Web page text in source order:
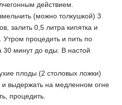
действием.
(можно толкушкой) 3
залить 0,5 литра кипятка и
Утром процедить и пить по
30 минут до еды. В настой
плоды (2 столовых ложки)
и выдержать на медленном огне
процедить.